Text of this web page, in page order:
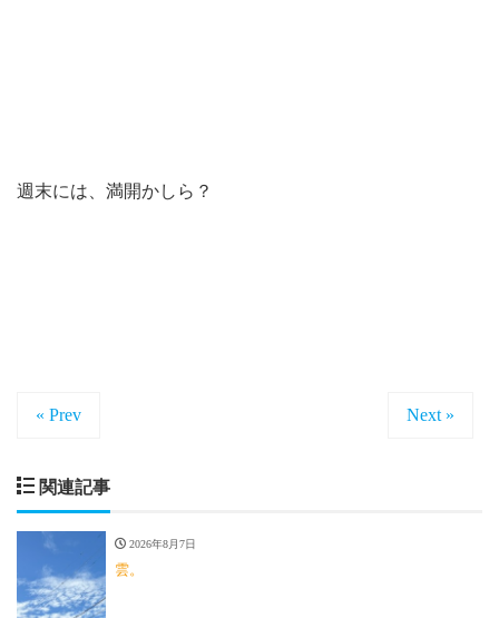
週末には、満開かしら？
« Prev Next »
関連記事
2026年8月7日
雲。